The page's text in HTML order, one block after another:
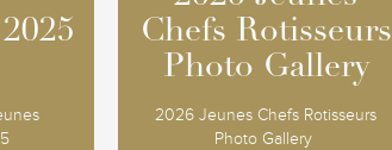
Chefs Rotisseurs
Photo Gallery
2026 Jeunes Chefs Rotisseurs
Photo Gallery
Chefs Rotisseurs
Photo Gallery